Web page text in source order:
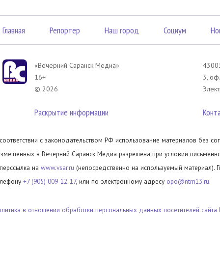
Главная Репортер Наш город Социум
«Вечерний Саранск Mедиа»
16+
© 2026
Раскрытие информации
3,
с законодательством РФ использование материалов без
в Вечерний Саранск Медиа разрешена при условии
на www.vsar.ru (непосредственно на используемый материал).
+7 (905) 009-12-17, или по электронному адресу opo@ntm13.ru.
в отношении обработки персональных данных посетителей